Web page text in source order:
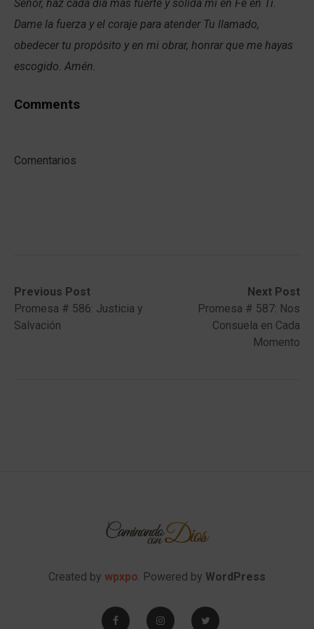
Señor, haz cada día más fuerte y sólida mí en Fe en Ti.
Dame la fuerza y el coraje para atender Tu llamado,
obedecer tu propósito y en mi obrar, honrar que me hayas
escogido. Amén.
Comments
Comentarios
Post
navigation
Previous Post
Previous
post:Promesa # 586: Justicia y
Salvación
Next Post
Next
post:
Promesa # 587: Nos
Consuela en Cada
Momento
Created by wpxpo. Powered by WordPress